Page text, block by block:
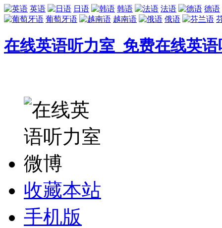
英语 日语 韩语 法语
德语
葡萄牙语
越南语 俄语
在线英语听力室_免费在线英
收藏本站
手机版